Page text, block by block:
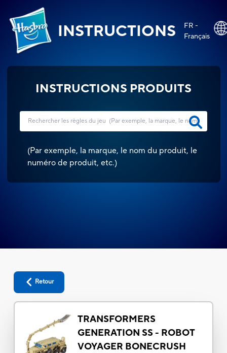
INSTRUCTIONS
FR -
Français
INSTRUCTIONS PRODUITS
(Par exemple, la marque, le nom du produit, le
numéro de produit, etc.)
Retour
TRANSFORMERS
GENERATION SS - ROBOT
VOYAGER BONECRUSH